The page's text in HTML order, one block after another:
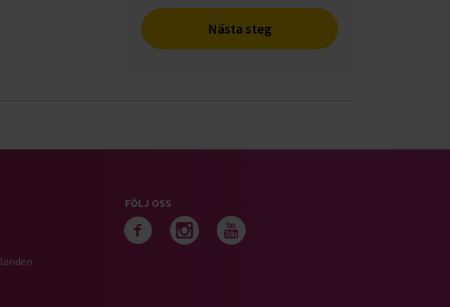
Nästa steg
FÖLJ OSS
Följ oss på facebook
Följ oss på instagram
Följ oss på youtube